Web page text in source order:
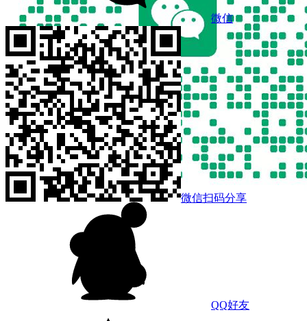
微信
微信扫码分享
QQ好友